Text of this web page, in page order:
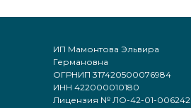
ИП Мамонтова Эльвира
Германовна
ОГРНИП 317420500076984
ИНН 422000010180
Лицензия № ЛО-42-01-006242